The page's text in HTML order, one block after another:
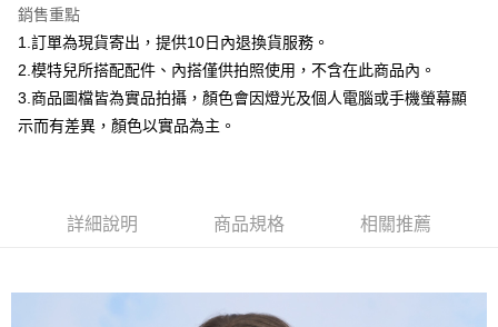
聯邦商業銀行
元大商業銀行
永豐商業銀行
台新國際商業銀行
中國信託商業銀行
台灣樂天信用卡公司
悠遊付
Google Pay
全盈+PAY
【大哥付你分期使用說明】
1.本服務由台灣大哥大提供，台灣大哥大用戶可立即使用無須另外申請。
成交易。
3.實際核准額度、可分期數及費用金額請依後續交易確認頁面所載為準。
AFTEE先享後付
銷售重點
1.訂單為現貨寄出，提供10日內退換貨服務。
2.模特兒所搭配配件、內搭僅供拍照使用，不含在此商品內。
3.商品圖檔皆為實品拍攝，顏色會因燈光及個人電腦或手機螢幕顯
示而有差異，顏色以實品為主。
詳細說明 商品規格 相關推薦